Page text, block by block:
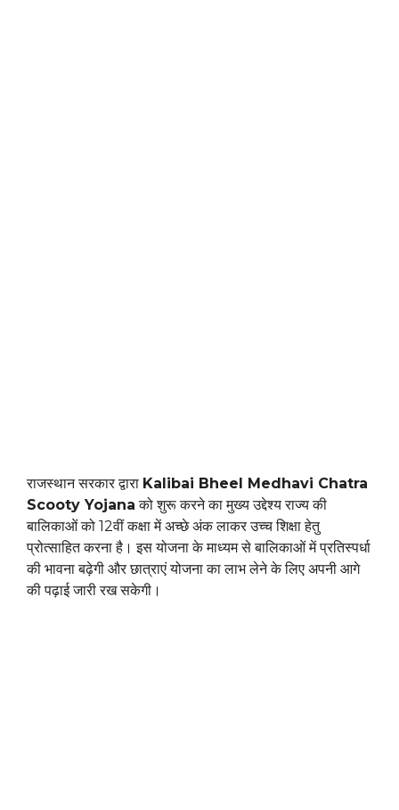
राजस्थान सरकार द्वारा Kalibai Bheel Medhavi Chatra
Scooty Yojana को शुरू करने का मुख्य उद्देश्य राज्य की
बालिकाओं को 12वीं कक्षा में अच्छे अंक लाकर उच्च शिक्षा हेतु
प्रोत्साहित करना है। इस योजना के माध्यम से बालिकाओं में प्रतिस्पर्धा
की भावना बढ़ेगी और छात्राएं योजना का लाभ लेने के लिए अपनी आगे
की पढ़ाई जारी रख सकेगी।